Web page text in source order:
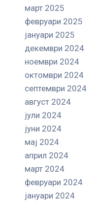
март 2025
февруари 2025
јануари 2025
декември 2024
ноември 2024
октомври 2024
септември 2024
август 2024
јули 2024
јуни 2024
мај 2024
април 2024
март 2024
февруари 2024
јануари 2024